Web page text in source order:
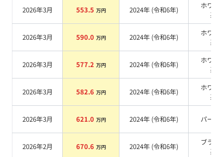
2026年3月 553.5 万円 2024年 (令和6年)
ホワイ
系
2026年3月 590.0 万円 2024年 (令和6年)
ホワイ
系
2026年3月 577.2 万円 2024年 (令和6年)
ホワイ
系
2026年3月 582.6 万円 2024年 (令和6年)
ホワイ
系
2026年3月 621.0 万円 2024年 (令和6年) パール
2026年2月 670.6 万円 2024年 (令和6年)
ブラッ
系